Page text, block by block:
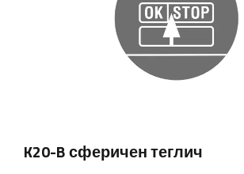
K20-B сферичен теглич